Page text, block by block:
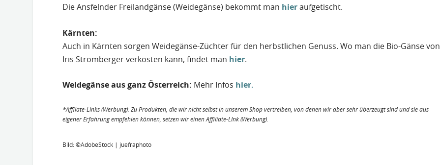
Die Ansfelnder Freilandgänse (Weidegänse) bekommt man hieraufgetischt.
Kärnten:
Auch in Kärnten sorgen Weidegänse-Züchter für den herbstlichen Genuss. Wo man die Bio-Gänse von
Iris Stromberger verkosten kann, findet man hier.
Weidegänse aus ganz Österreich: Mehr Infos hier.
*Affilate-Links (Werbung): Zu Produkten, die wir nicht selbst in unserem Shop vertreiben, von denen wir aber sehr überzeugt sind und sie aus
eigener Erfahrung empfehlen können, setzen wir einen Affiliate-LInk (Werbung).
Bild: ©AdobeStock | juefraphoto